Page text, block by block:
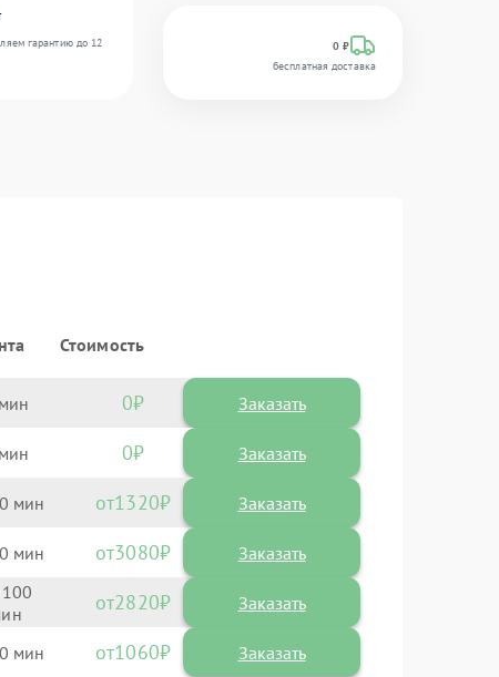
гарантию до 12
0 ₽
бесплатная доставка
Стоимость
0 Заказать
0 Заказать
1320
3080
100 2820
1060